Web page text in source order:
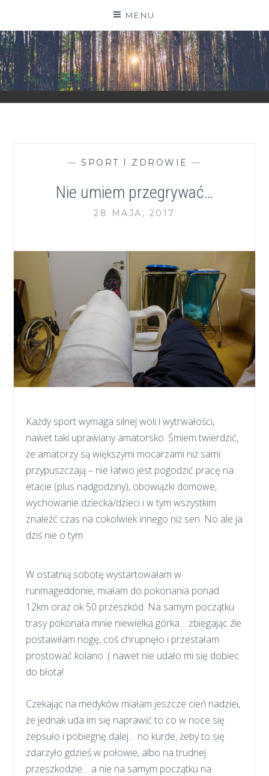
content
MENU
ZGRANESTADO.PL
FOTOGRAFICZNE ZAPISKI DNIA CODZIENNEGO
—SPORT I ZDROWIE —
Nie umiem przegrywać…
28 MAJA, 2017
Każdy sport wymaga silnej woli i wytrwałości,
nawet taki uprawiany amatorsko. Śmiem twierdzić,
że amatorzy są większymi mocarzami niż sami
przypuszczają – nie łatwo jest pogodzić pracę na
etacie (plus nadgodziny), obowiązki domowe,
wychowanie dziecka/dzieci i w tym wszystkim
znaleźć czas na cokolwiek innego niż sen. No ale ja
dziś nie o tym.
W ostatnią sobotę wystartowałam w
runmageddonie, miałam do pokonania ponad
12km oraz ok 50 przeszkód. Na samym początku
trasy pokonała mnie niewielka górka… zbiegając źle
postawiłam nogę, coś chrupnęło i przestałam
prostować kolano :( nawet nie udało mi się dobiec
do błota!
Czekając na medyków miałam jeszcze cień nadziei,
że jednak uda im się naprawić to co w noce się
zepsuło i pobiegnę dalej… no kurde, żeby to się
zdarzyło gdzieś w połowie, albo na trudnej
przeszkodzie… a nie na samym początku na